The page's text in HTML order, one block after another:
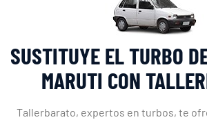
SUSTITUYE EL TURBO
MARUTI CON
Tallerbarato, expertos en turbos, te